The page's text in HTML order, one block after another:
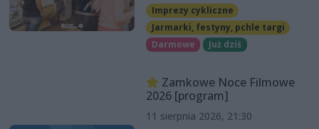
Imprezy cykliczne
Jarmarki, festyny, pchle targi
Darmowe
Już dziś
Zamkowe Noce Filmowe
2026 [program]
11 sierpnia 2026, 21:30